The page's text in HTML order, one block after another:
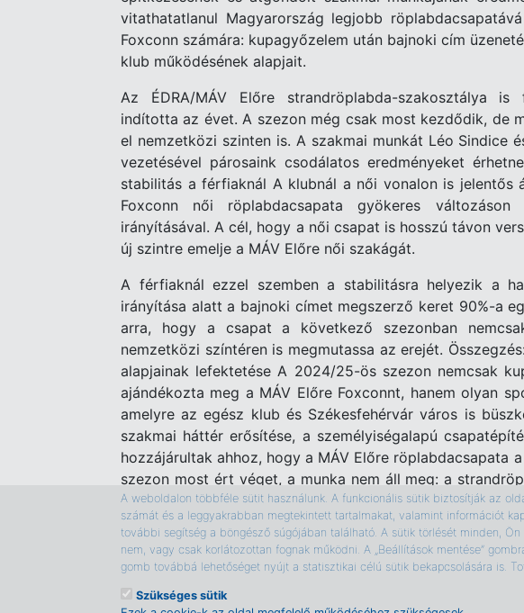
vitathatatlanul Magyarország legjobb
Foxconn számára: kupagyőzelem után bajnoki cím
klub működésének alapjait.
Az ÉDRA/MÁV Előre strandröplabda-szakosztálya is
indította az évet. A szezon még csak most kezdődik, de
el nemzetközi szinten is. A szakmai munkát Léo Sindice
vezetésével párosaink csodálatos eredményeket
stabilitás a férfiaknál A klubnál a női vonalon is jelentős
Foxconn női röplabdacsapata gyökeres
irányításával. A cél, hogy a női csapat is hosszú távon
új szintre emelje a MÁV Előre női szakágát.
A férfiaknál ezzel szemben a stabilitásra helyezik a
irányítása alatt a bajnoki címet megszerző keret 90%-a
arra, hogy a csapat a következő szezonban
nemzetközi színtéren is megmutassa az erejét.
alapjainak lefektetése A 2024/25-ös szezon nemcsak
ajándékozta meg a MÁV Előre Foxconnt, hanem olyan
amelyre az egész klub és Székesfehérvár város is
szakmai háttér erősítése, a személyiségalapú
hozzájárultak ahhoz, hogy a MÁV Előre röplabdacsapata
szezon most ért véget, a munka nem áll meg: a
csapat megújul, a férfiak pedig készen állnak arra, hogy
legjobbak között – Magyarország legjobb csapataként.
Pordány Petra
MÁV Előre Foxconn
A weboldalon többféle sütit használunk. A funkcionális sütik biztosítják az
számát és a leggyakrabban megtekintett tartalmakat, valamint információt
további segítség a böngésző súgójában található. A sütik törlését minden,
nem, vagy csak korlátozottan fognak működni. A „Beállítások mentése”
gomb továbbá lehetőséget nyújt a statisztikai célú sütik bekapcsolására is.
Szükséges sütik